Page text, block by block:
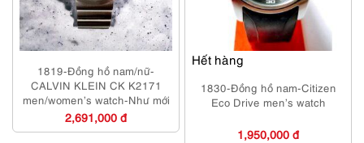
1819-Đồng hồ nam/nữ-
CALVIN KLEIN CK K2171
men/women’s watch-Như mới
2,691,000 đ
Hết hàng
1830-Đồng hồ nam-Citizen
Eco Drive men’s watch
1,950,000 đ